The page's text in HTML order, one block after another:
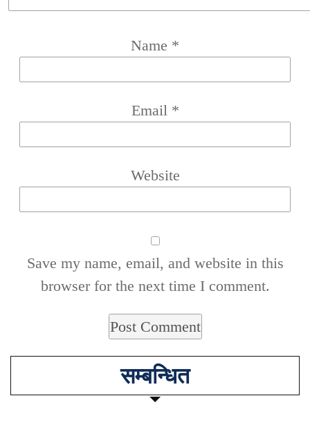
Name *
Email *
Website
Save my name, email, and website in this
browser for the next time I comment.
सम्बन्धित